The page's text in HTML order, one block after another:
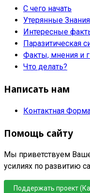
С чего начать
Утерянные Знания
Интересные
Паразитическая
Факты, мнения и
Что делать?
Написать нам
Контактная
Помощь сайту
Мы приветствуем
усилиях по развитию
Поддержать проект